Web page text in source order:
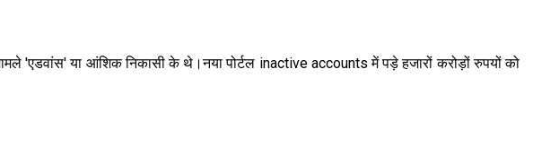
'एडवांस' या आंशिक निकासी के थे।नया पोर्टल inactive accounts में पड़े हजारों करोड़ों रुपयों को